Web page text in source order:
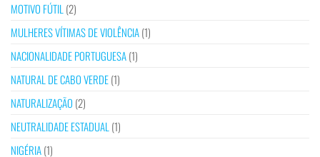
MOTIVO FÚTIL (2)
MULHERES VÍTIMAS DE VIOLÊNCIA(1)
NACIONALIDADE PORTUGUESA(1)
NATURAL DE CABO VERDE(1)
NATURALIZAÇÃO (2)
NEUTRALIDADE ESTADUAL (1)
NIGÉRIA(1)